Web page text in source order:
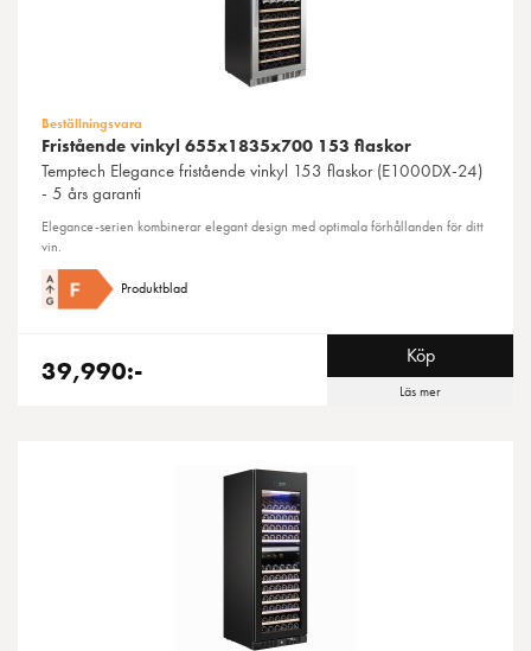
Beställningsvara
Fristående vinkyl 655x1835x700 153 flaskor
Temptech Elegance fristående vinkyl 153 flaskor (E1000DX-24)
- 5 års garanti
Elegance-serien kombinerar elegant design med optimala förhållanden för ditt
vin.
Produktblad
39,990:- Köp
Läs mer